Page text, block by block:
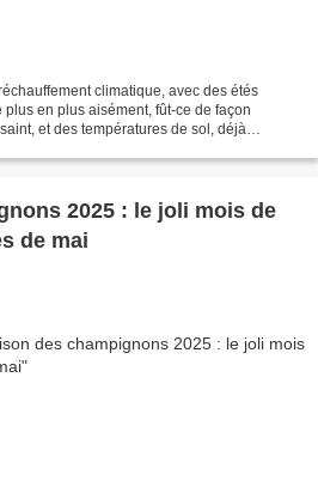
climatique, avec des étés
en plus aisément, fût-ce de façon
et des températures de sol, déjà
2025 : le joli mois de
de mai